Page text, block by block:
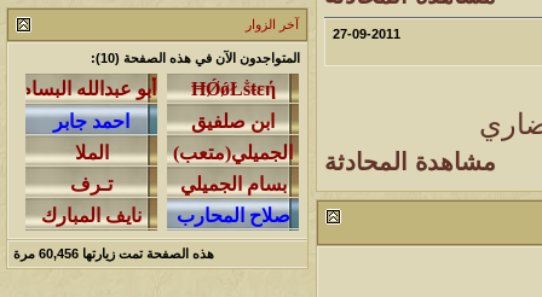
27-09-2011
مشاهدة المحادثة
آخر الزوار
المتواجدون الآن في هذه الصفحة (10):
هذه الصفحة تمت زيارتها 60,456 مرة